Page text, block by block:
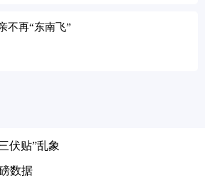
不再“东南飞”
伏贴”乱象
数据